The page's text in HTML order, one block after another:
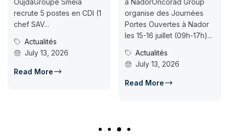
Smeia
5 postes en CDI (1
13, 2026
à NadorOncorad Group
organise des Journées
Portes Ouvertes à Nador
les 15-16 juillet (09h-17h)...
Actualités
July 13, 2026
Read More
07-